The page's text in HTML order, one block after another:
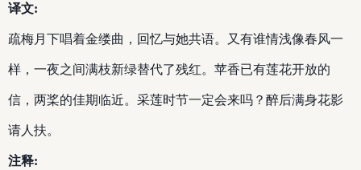
译文:
疏梅月下唱着金缕曲，回忆与她共语。又有谁情浅像春风一
样，一夜之间满枝新绿替代了残红。苹香已有莲花开放的
信，两桨的佳期临近。采莲时节一定会来吗？醉后满身花影
请人扶。
注释: